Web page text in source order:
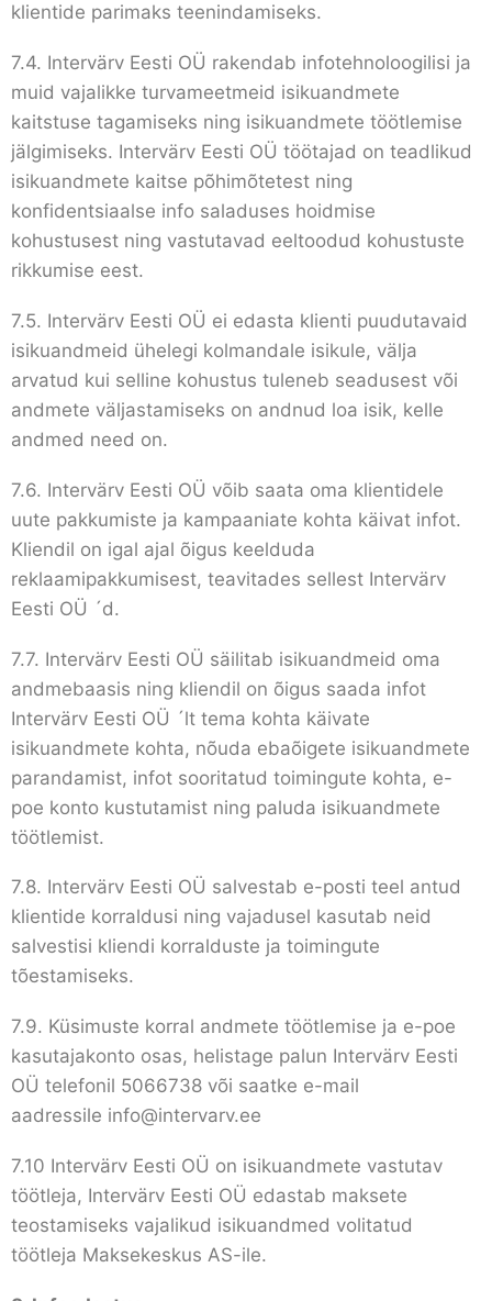
klientide parimaks teenindamiseks.
7.4. Intervärv Eesti OÜ rakendab infotehnoloogilisi ja
muid vajalikke turvameetmeid isikuandmete
kaitstuse tagamiseks ning isikuandmete töötlemise
jälgimiseks. Intervärv Eesti OÜ töötajad on teadlikud
isikuandmete kaitse põhimõtetest ning
konfidentsiaalse info saladuses hoidmise
kohustusest ning vastutavad eeltoodud kohustuste
rikkumise eest.
7.5. Intervärv Eesti OÜ ei edasta klienti puudutavaid
isikuandmeid ühelegi kolmandale isikule, välja
arvatud kui selline kohustus tuleneb seadusest või
andmete väljastamiseks on andnud loa isik, kelle
andmed need on.
7.6. Intervärv Eesti OÜ võib saata oma klientidele
uute pakkumiste ja kampaaniate kohta käivat infot.
Kliendil on igal ajal õigus keelduda
reklaamipakkumisest, teavitades sellest Intervärv
Eesti OÜ ´d.
7.7. Intervärv Eesti OÜ säilitab isikuandmeid oma
andmebaasis ning kliendil on õigus saada infot
Intervärv Eesti OÜ ´lt tema kohta käivate
isikuandmete kohta, nõuda ebaõigete isikuandmete
parandamist, infot sooritatud toimingute kohta, e-
poe konto kustutamist ning paluda isikuandmete
töötlemist.
7.8. Intervärv Eesti OÜ salvestab e-posti teel antud
klientide korraldusi ning vajadusel kasutab neid
salvestisi kliendi korralduste ja toimingute
tõestamiseks.
7.9. Küsimuste korral andmete töötlemise ja e-poe
kasutajakonto osas, helistage palun Intervärv Eesti
OÜ telefonil 5066738 või saatke e-mail
aadressile info@intervarv.ee
7.10 Intervärv Eesti OÜ on isikuandmete vastutav
töötleja, Intervärv Eesti OÜ edastab maksete
teostamiseks vajalikud isikuandmed volitatud
töötleja Maksekeskus AS-ile.